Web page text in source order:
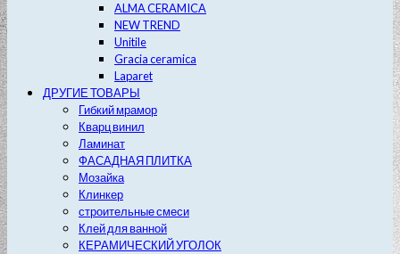
ALMA CERAMICA
NEW TREND
Unitile
Gracia ceramica
Laparet
ДРУГИЕ ТОВАРЫ
Гибкий мрамор
Кварц винил
Ламинат
ФАСАДНАЯ ПЛИТКА
Мозайка
Клинкер
строительные смеси
Клей для ванной
КЕРАМИЧЕСКИЙ УГОЛОК